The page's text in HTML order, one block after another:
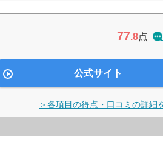
77.8点
公式サイト
＞各項目の得点・口コミの詳細